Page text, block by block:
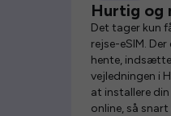
Hurtig og
Det tager kun
rejse-eSIM.
hente,
vejledningen i
at installere
online, så